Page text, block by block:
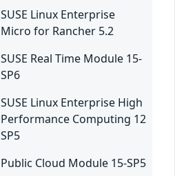
SUSE Linux Enterprise
Micro for Rancher 5.2
SUSE Real Time Module 15-
SP6
SUSE Linux Enterprise High
Performance Computing 12
SP5
Public Cloud Module 15-SP5